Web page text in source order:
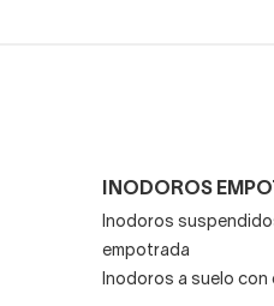
hoy doble
INODOROS
Inodoros
empotrada
Inodoros a suelo